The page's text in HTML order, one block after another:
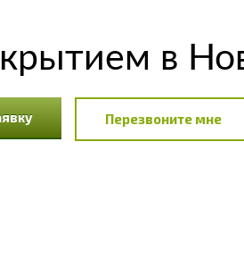
в
Перезвоните мне